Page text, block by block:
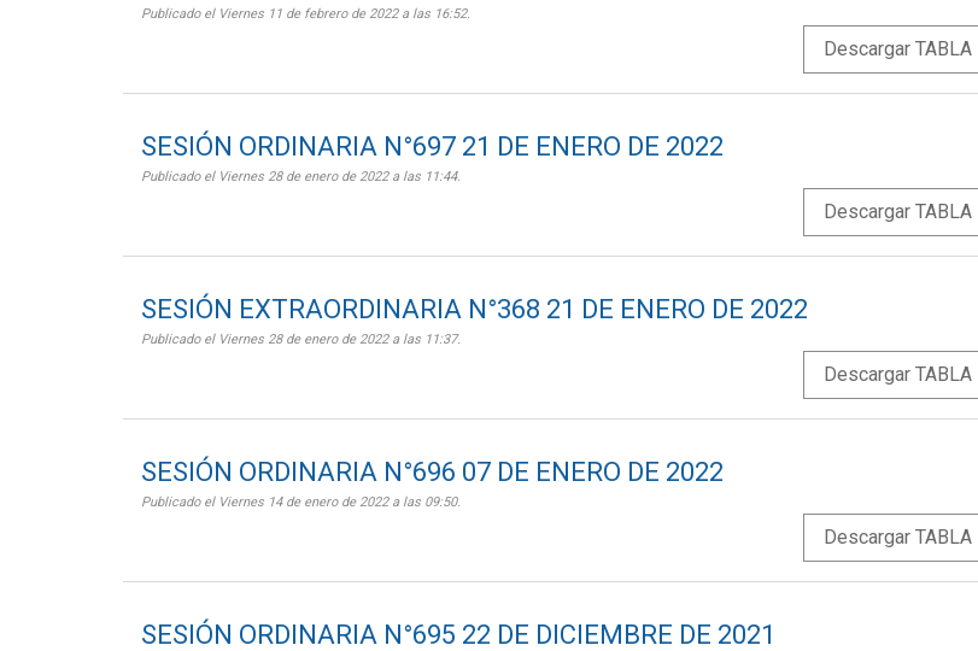
Publicado el Viernes 11 de febrero de 2022 a las 16:52.
Descargar TABLA
SESIÓN ORDINARIA N°697 21 DE ENERO DE 2022
Publicado el Viernes 28 de enero de 2022 a las 11:44.
Descargar TABLA
SESIÓN EXTRAORDINARIA N°368 21 DE ENERO DE 2022
Publicado el Viernes 28 de enero de 2022 a las 11:37.
Descargar TABLA
SESIÓN ORDINARIA N°696 07 DE ENERO DE 2022
Publicado el Viernes 14 de enero de 2022 a las 09:50.
Descargar TABLA
SESIÓN ORDINARIA N°695 22 DE DICIEMBRE DE 2021